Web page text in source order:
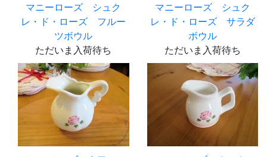
マニーローズ シュク
レ・ド・ローズ フルー
ツボウル
ただいま入荷待ち
マニーローズ シュク
レ・ド・ローズ サラダ
ボウル
ただいま入荷待ち